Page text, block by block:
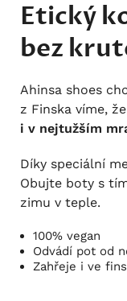
Etický
bez
Ahinsa shoes
z Finska víme,
i v nejtužším
Díky speciální
Obujte boty s
zimu v teple.
100% vegan
Odvádí pot od
Zahřeje i ve